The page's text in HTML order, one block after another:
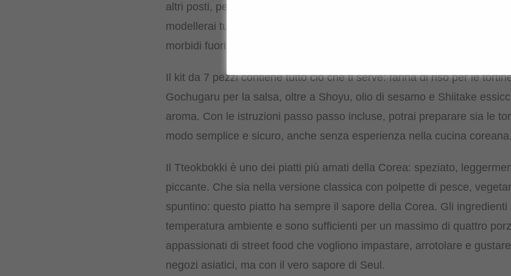
altri posti, perché qui si parte dalla base: le tortine di riso. Invece di
modellerai tu stesso con la farina di riso inclusa. Il risultato è di una
morbidi fuori, leggermente gommosi dentro e perfetti per assorbire la
Il kit da 7 pezzi contiene tutto ciò che ti serve: farina di riso per le
Gochugaru per la salsa, oltre a Shoyu, olio di sesamo e Shiitake
aroma. Con le istruzioni passo passo incluse, potrai preparare sia le
modo semplice e sicuro, anche senza esperienza nella cucina coreana.
Il Tteokbokki è uno dei piatti più amati della Corea: speziato,
piccante. Che sia nella versione classica con polpette di pesce,
spuntino: questo piatto ha sempre il sapore della Corea. Gli
temperatura ambiente e sono sufficienti per un massimo di quattro
appassionati di street food che vogliono impastare, arrotolare e
negozi asiatici, ma con il vero sapore di Seul.